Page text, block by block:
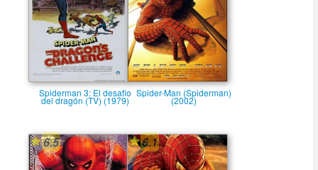
Spiderman 3: El desafio
del dragón (TV) (1979)
Spider-Man (Spiderman)
(2002)
6.5 6.1